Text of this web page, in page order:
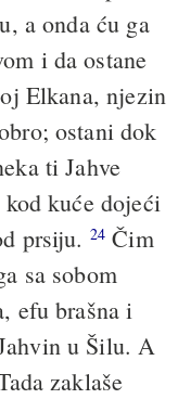
a onda ću ga
i da ostane
Elkana, njezin
ostani dok
ti Jahve
kuće dojeći
prsiju. 24 Čim
sa sobom
efu brašna i
u Šilu. A
zaklaše